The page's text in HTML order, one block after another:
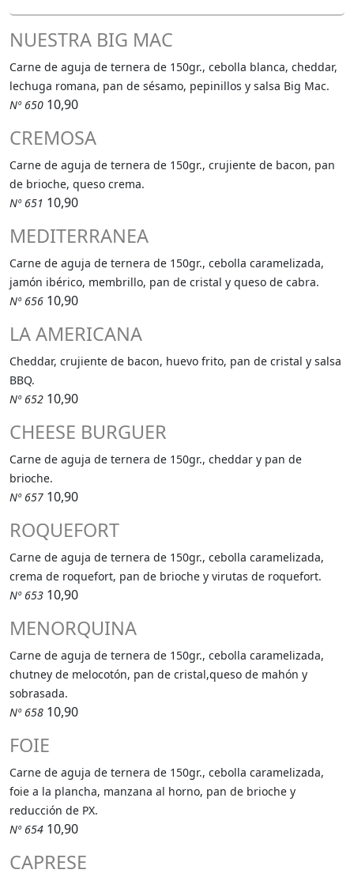
NUESTRA BIG MAC
Carne de aguja de ternera de 150gr., cebolla blanca, cheddar,
lechuga romana, pan de sésamo, pepinillos y salsa Big Mac.
Nº 650 10,90
CREMOSA
Carne de aguja de ternera de 150gr., crujiente de bacon, pan
de brioche, queso crema.
Nº 651 10,90
MEDITERRANEA
Carne de aguja de ternera de 150gr., cebolla caramelizada,
jamón ibérico, membrillo, pan de cristal y queso de cabra.
Nº 656 10,90
LA AMERICANA
Cheddar, crujiente de bacon, huevo frito, pan de cristal y salsa
BBQ.
Nº 652 10,90
CHEESE BURGUER
Carne de aguja de ternera de 150gr., cheddar y pan de
brioche.
Nº 657 10,90
ROQUEFORT
Carne de aguja de ternera de 150gr., cebolla caramelizada,
crema de roquefort, pan de brioche y virutas de roquefort.
Nº 653 10,90
MENORQUINA
Carne de aguja de ternera de 150gr., cebolla caramelizada,
chutney de melocotón, pan de cristal,queso de mahón y
sobrasada.
Nº 658 10,90
FOIE
Carne de aguja de ternera de 150gr., cebolla caramelizada,
foie a la plancha, manzana al horno, pan de brioche y
reducción de PX.
Nº 654 10,90
CAPRESE